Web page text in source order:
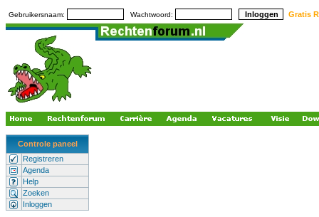
Gebruikersnaam: Wachtwoord: Gratis
Controle paneel
Registreren
Agenda
Help
Zoeken
Inloggen